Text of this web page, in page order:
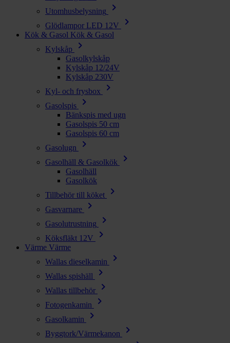
Utomhusbelysning chevron_right
Glödlampor LED 12V chevron_right
Kök & Gasol Kök & Gasol
Kylskåp
chevron_right
Gasolkylskåp
Kylskåp 12/24V
Kylskåp 230V
Kyl- och frysbox
chevron_right
Gasolspis chevron_right
Bänkspis med ugn
Gasolspis 50 cm
Gasolspis 60 cm
Gasolugn
chevron_right
Gasolhäll & Gasolkök chevron_right
Gasolhäll
Gasolkök
Tillbehör till köket
chevron_right
Gasvarnare chevron_right
Gasolutrustning chevron_right
Köksfläkt 12V chevron_right
Värme Värme
Wallas dieselkamin
chevron_right
Wallas spishäll chevron_right
Wallas tillbehör chevron_right
Fotogenkamin chevron_right
Gasolkamin chevron_right
Byggtork/Värmekanon chevron_right